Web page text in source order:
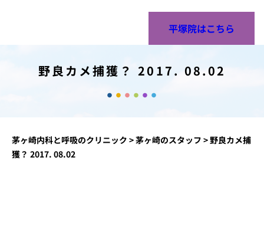
平塚院はこちら
野良カメ捕獲？ 2017. 08.02
茅ヶ崎内科と呼吸のクリニック >茅ヶ崎のスタッフ >野良カメ捕
獲？ 2017. 08.02